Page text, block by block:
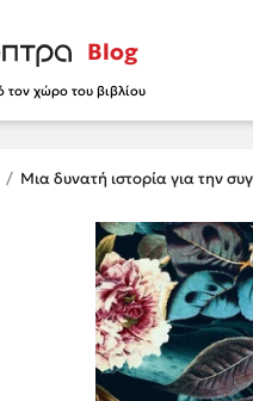
Blog
τον χώρο του βιβλίου
Μια δυνατή ιστορία για την